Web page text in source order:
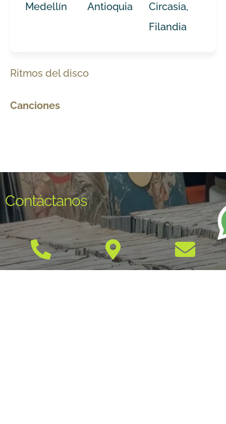
Medellín
Antioquia
Circasia,
Filandia
Ritmos del disco
Canciones
Contáctanos